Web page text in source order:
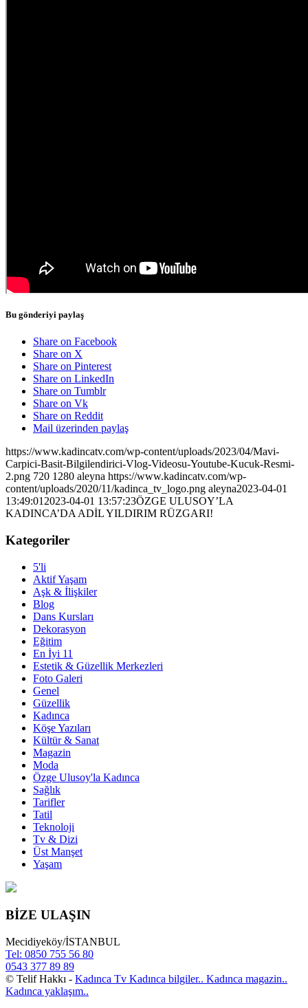
Bu gönderiyi paylaş
Share on Facebook
Share on X
Share on Pinterest
Share on LinkedIn
Share on Tumblr
Share on Vk
Share on Reddit
Mail üzerinden paylaş
https://www.kadincatv.com/wp-content/uploads/2023/04/Mavi-
Carpici-Basit-Bilgilendirici-Vlog-Videosu-Youtube-Kucuk-Resmi-
2.png 720 1280 aleyna https://www.kadincatv.com/wp-
content/uploads/2020/11/kadinca_tv_logo.png aleyna2023-04-01
13:49:01 2023-04-01 13:57:23ÖZGE ULUSOY’LA
KADINCA’DA ADİL YILDIRIM RÜZGARI!
Kategoriler
5'li
Aktif Yaşam
Aşk & İlişkiler
Blog
Dans Kursları
Dekorasyon
Eğitim
En İyi 11
Estetik & Güzellik Merkezleri
Foto Galeri
Genel
Güzellik
Kadınca
Köşe Yazıları
Kültür & Sanat
Magazin
Moda
Özge Ulusoy'la Kadınca
Sağlık
Tarifler
Tatil
Teknoloji
Tv & Dizi
Üst Manşet
Yaşam
BİZE ULAŞIN
Mecidiyeköy/İSTANBUL
Tel: 0850 755 56 80
0543 377 89 89
© Telif Hakkı - Kadınca Tv Kadınca bilgiler.. Kadınca magazin..
Kadınca yaklaşım..